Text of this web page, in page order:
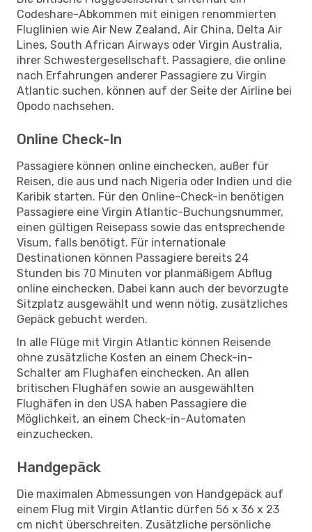
Codeshare-Abkommen mit einigen renommierten
Fluglinien wie Air New Zealand, Air China, Delta Air
Lines, South African Airways oder Virgin Australia,
ihrer Schwestergesellschaft. Passagiere, die online
nach Erfahrungen anderer Passagiere zu Virgin
Atlantic suchen, können auf der Seite der Airline bei
Opodo nachsehen.
Online Check-In
Passagiere können online einchecken, außer für
Reisen, die aus und nach Nigeria oder Indien und die
Karibik starten. Für den Online-Check-in benötigen
Passagiere eine Virgin Atlantic-Buchungsnummer,
einen gültigen Reisepass sowie das entsprechende
Visum, falls benötigt. Für internationale
Destinationen können Passagiere bereits 24
Stunden bis 70 Minuten vor planmäßigem Abflug
online einchecken. Dabei kann auch der bevorzugte
Sitzplatz ausgewählt und wenn nötig, zusätzliches
Gepäck gebucht werden.
In alle Flüge mit Virgin Atlantic können Reisende
ohne zusätzliche Kosten an einem Check-in-
Schalter am Flughafen einchecken. An allen
britischen Flughäfen sowie an ausgewählten
Flughäfen in den USA haben Passagiere die
Möglichkeit, an einem Check-in-Automaten
einzuchecken.
Handgepäck
Die maximalen Abmessungen von Handgepäck auf
einem Flug mit Virgin Atlantic dürfen 56 x 36 x 23
cm nicht überschreiten. Zusätzliche persönliche